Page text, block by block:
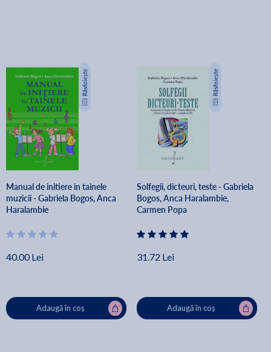
Manual de initiere in tainele
muzicii - Gabriela Bogos, Anca
Haralambie
40.00 Lei
Adaugă în coș
Solfegii, dicteuri, teste - Gabriela
Bogos, Anca Haralambie,
Carmen Popa
31.72 Lei
Adaugă în coș